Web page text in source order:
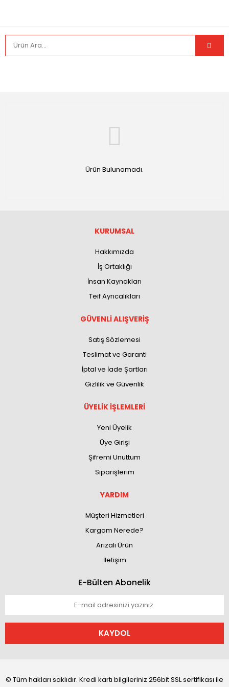
Ürün Bulunamadı.
KURUMSAL
Hakkımızda
İş Ortaklığı
İnsan Kaynakları
Teif Ayrıcalıkları
GÜVENLİ ALIŞVERİŞ
Satış Sözlemesi
Teslimat ve Garanti
İptal ve İade Şartları
Gizlilik ve Güvenlik
ÜYELİK İŞLEMLERİ
Yeni Üyelik
Üye Girişi
Şifremi Unuttum
Siparişlerim
YARDIM
Müşteri Hizmetleri
Kargom Nerede?
Arızalı Ürün
İletişim
E-Bülten Abonelik
KAYDOL
© Tüm hakları saklıdır. Kredi kartı bilgileriniz 256bit SSL sertifikası ile